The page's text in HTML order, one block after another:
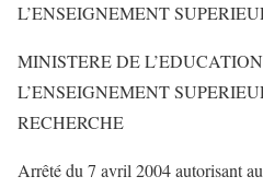
L’ENSEIGNEMENT
MINISTERE DE
L’ENSEIGNEMENT
RECHERCHE
Arrêté du 7 avril 2004 autorisant